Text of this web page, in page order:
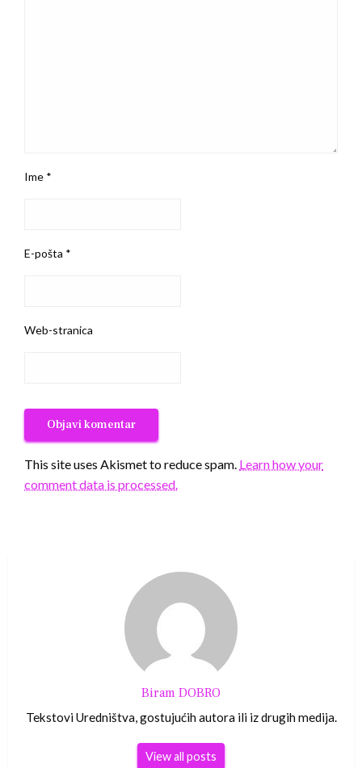
Ime *
E-pošta *
Web-stranica
This site uses Akismet to reduce spam. Learn how your
comment data is processed.
Biram DOBRO
Tekstovi Uredništva, gostujućih autora ili iz drugih medija.
View all posts